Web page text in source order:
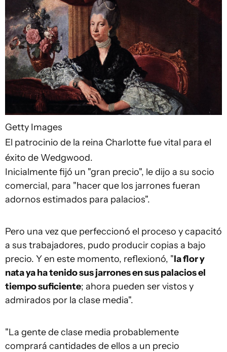
Getty Images
El patrocinio de la reina Charlotte fue vital para el
éxito de Wedgwood.
Inicialmente fijó un "gran precio", le dijo a su socio
comercial, para "hacer que los jarrones fueran
adornos estimados para palacios".
Pero una vez que perfeccionó el proceso y capacitó
a sus trabajadores, pudo producir copias a bajo
precio. Y en este momento, reflexionó, "laflor y
nata yaha tenido sus jarrones en sus palacios el
tiempo suficiente; ahora pueden ser vistos y
admirados por la clase media".
"La gente de clase media probablemente
comprará cantidades de ellos a un precio